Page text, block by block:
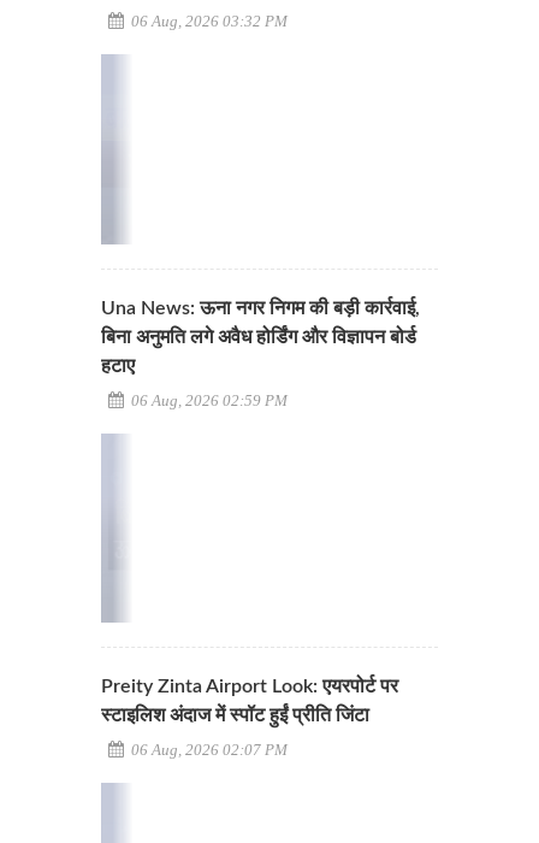
06 Aug, 2026 03:32 PM
Una News: ऊना नगर निगम की बड़ी कार्रवाई,
बिना अनुमति लगे अवैध होर्डिंग और विज्ञापन बोर्ड
हटाए
06 Aug, 2026 02:59 PM
Preity Zinta Airport Look: एयरपोर्ट पर
स्टाइलिश अंदाज में स्पॉट हुईं प्रीति जिंटा
06 Aug, 2026 02:07 PM